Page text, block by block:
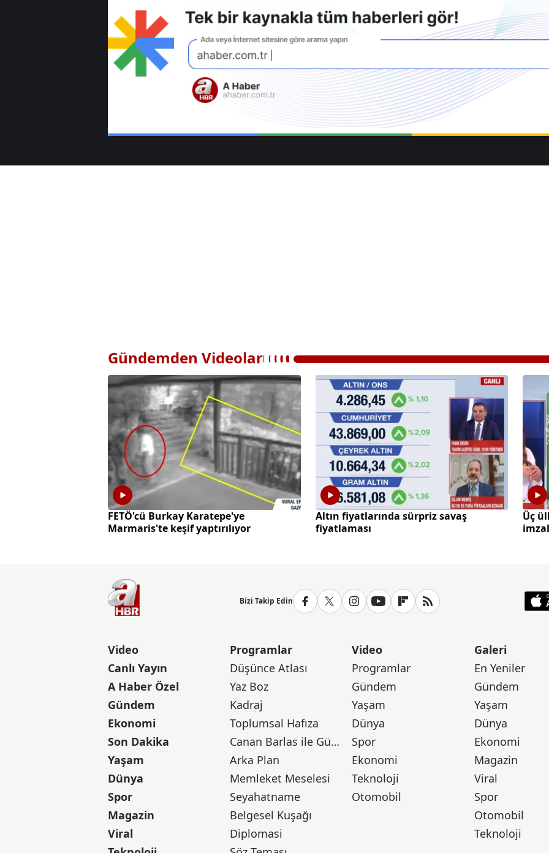
Gündemden Videolar
FETÖ'cü Burkay Karatepe'ye
Marmaris'te keşif yaptırılıyor
Altın fiyatlarında sürpriz savaş
fiyatlaması
Üç
Bizi Takip Edin
Video
Canlı Yayın
A Haber Özel
Gündem
Ekonomi
Son Dakika
Yaşam
Dünya
Spor
Magazin
Viral
Programlar
Düşünce Atlası
Yaz Boz
Kadraj
Toplumsal Hafıza
Canan Barlas ile Gündem
Arka Plan
Memleket Meselesi
Seyahatname
Belgesel Kuşağı
Diplomasi
Video
Programlar
Gündem
Yaşam
Dünya
Spor
Ekonomi
Teknoloji
Otomobil
Galeri
En Yeniler
Gündem
Yaşam
Dünya
Ekonomi
Magazin
Viral
Spor
Otomobil
Teknoloji